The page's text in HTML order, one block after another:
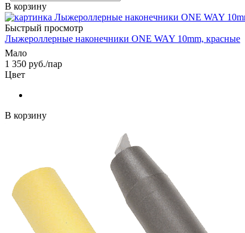
В корзину
Быстрый просмотр
Лыжероллерные наконечники ONE WAY 10mm, красные
Мало
1 350 руб./пар
Цвет
В корзину